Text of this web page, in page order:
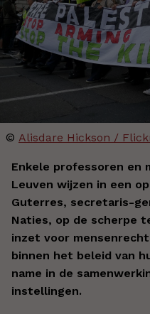
© Alisdare Hickson /
Enkele professoren en
Leuven wijzen in een
Guterres, secretaris-
Naties, op de scherpe
inzet voor
binnen het beleid van
name in de
instellingen.